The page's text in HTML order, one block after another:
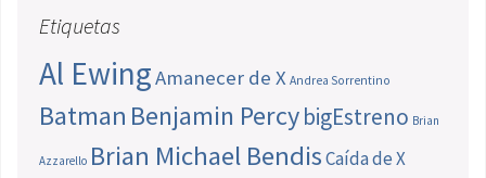
Etiquetas
Al EwingAmanecer de X Andrea Sorrentino
Batman Benjamin PercybigEstreno Brian
Azzarello Brian Michael BendisCaída de X